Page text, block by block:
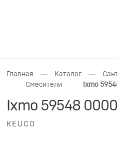
Главная — Каталог —
— Смесители — Ixmo
Ixmo 59548
KEUCO